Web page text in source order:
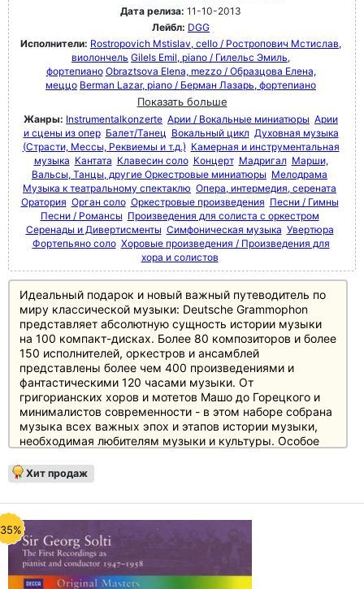
Дата релиза: 11-10-2013
Лейбл: DGG
Исполнители: Rostropovich Mstislav, cello / Ростропович Мстислав,
виолончель Gilels Emil, piano / Гилельс Эмиль,
фортепиано Obraztsova Elena, mezzo / Образцова Елена,
меццо Berman Lazar, piano / Берман Лазарь, фортепиано
Показать больше
Жанры: Instrumentalkonzerte Арии / Вокальные миниатюры Арии
и сцены из опер Балет/Танец Вокальный цикл Духовная музыка
(Страсти, Мессы, Реквиемы и т.д.) Камерная и инструментальная
музыка Кантата Клавесин соло Концерт Мадригал Марши,
Вальсы, Танцы, другие Оркестровые миниатюры Мелодрама
Музыка к театральному спектаклю Опера, интермедия, серената
Оратория Орган соло Оркестровые произведения Песни / Гимны
Песни / Романсы Произведения для солиста с оркестром
Серенады и Дивертисменты Симфоническая музыка Увертюра
Фортепьяно соло Хоровые произведения / Произведения для
хора и солистов
Идеальный подарок и новый важный путеводитель по
миру классической музыки: Deutsche Grammophon
представляет абсолютную сущность истории музыки
на 100 компакт-дисках. Более 80 композиторов и более
150 исполнителей, оркестров и ансамблей
представлены более чем 400 произведениями и
фантастическими 120 часами музыки. От
григорианских хоров и мотетов Машо до Горецкого и
минималистов современности - в этом наборе собрана
музыка всех важных эпох и этапов истории музыки,
необходимая любителям музыки и культуры. Особое
классиками и романтиками, а также XX веку, который
представлен в боксе не менее чем 20 дисками.
полноцветный буклет с новым эссе британского автора
и музыкального критика Джереми Николаса, а также
краткими биографическими сведениями и
фотографиями каждого из представленных в боксе
композиторов.
Хит продаж